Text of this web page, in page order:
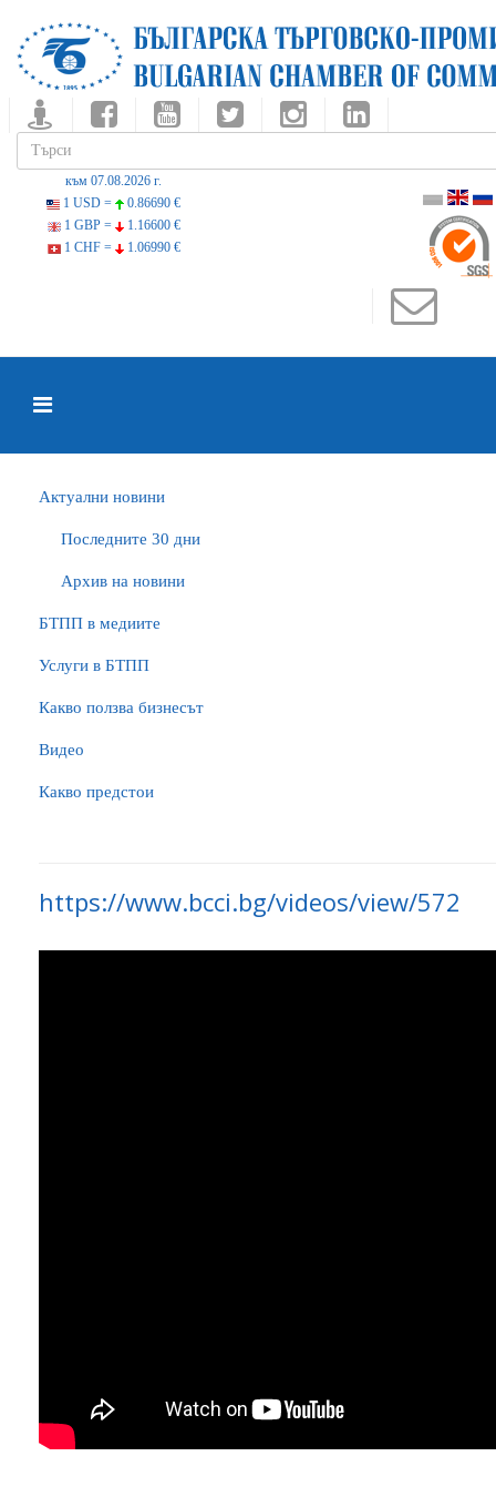
към 07.08.2026 г.
1 USD =
0.86690 €
1 GBP =
1.16600 €
1 CHF =
1.06990 €
Актуални новини
Последните 30 дни
Архив на новини
БTПП в медиите
Услуги в БТПП
Какво ползва бизнесът
Видео
Какво предстои
https://www.bcci.bg/videos/view/572